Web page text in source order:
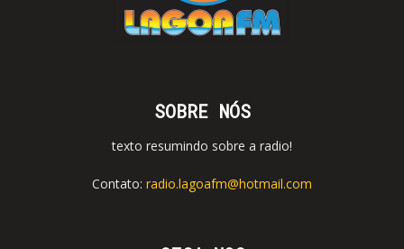
SOBRE NÓS
texto resumindo sobre a radio!
Contato: radio.lagoafm@hotmail.com